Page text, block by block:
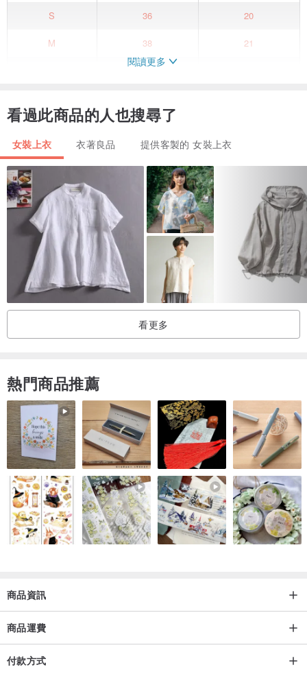
S 36 20
M 38 21
40
XXL 44
手工蠟染夏威夷襯衫 棉人造絲面料 夏日海灘度假穿搭
• 顏色分類：如圖所示
• 材質：天然布料 100%（棉人造絲）
• 尺碼：S、M、L、XL、XXL
• 衣長：20 吋
技術：使用蠟染顏料純手工繪製
生產期： 30–45 天
S：36 吋｜M：38 吋｜L：40 吋｜XL：42 吋
設計理念
每件作品皆取材自設計師的日常生活、自然風景，或顧客的旅遊經
驗。
產品特色
每一件圖案皆由設計師親手繪製，打造獨一無二的風格，適合喜歡展
現自我穿搭的女孩。
模特兒身高：167 公分
布料為 100% 棉人造絲，質地柔軟。
建議手洗，或使用洗衣機手洗模式搭配洗衣袋，並於陰涼處晾乾。
熨燙建議中至高溫。不建議使用乾洗劑。
配送說明
閱讀更多
看過此商品的人也搜尋了
女裝上衣 衣著良品 提供客製的 女裝上衣
看更多
熱門商品推薦
商品資訊
商品運費
付款方式